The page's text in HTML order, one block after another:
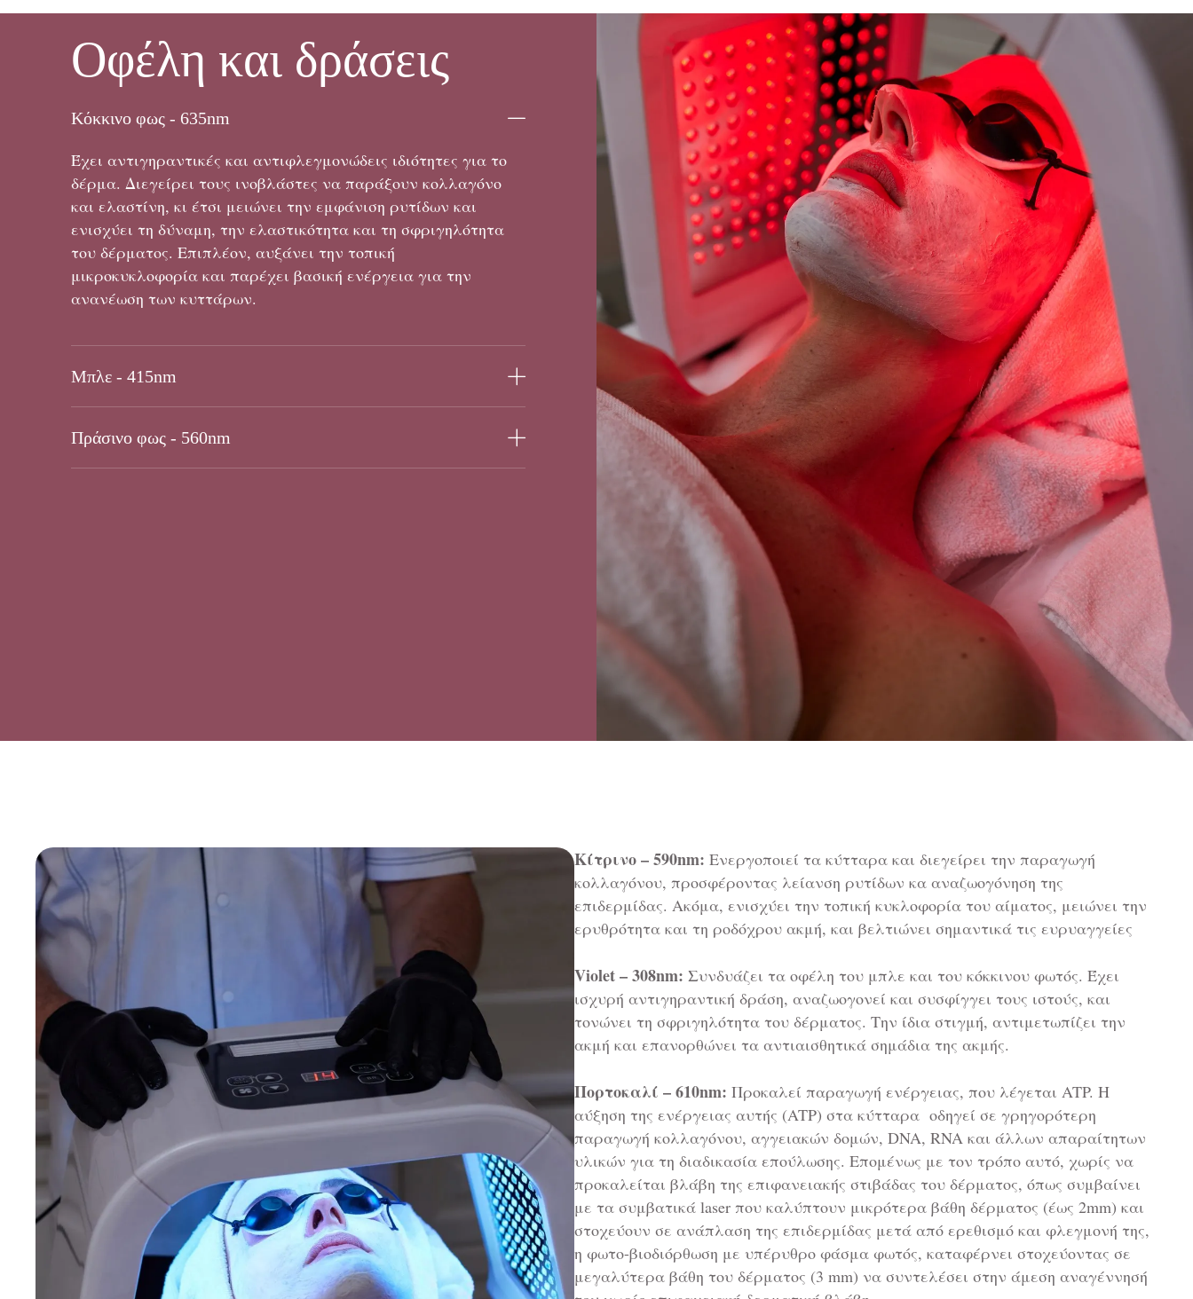
Οφέλη και δράσεις
Κόκκινο φως - 635nm
Έχει αντιγηραντικές και αντιφλεγμονώδεις ιδιότητες για το
δέρμα. Διεγείρει τους ινοβλάστες να παράξουν κολλαγόνο
και ελαστίνη, κι έτσι μειώνει την εμφάνιση ρυτίδων και
ενισχύει τη δύναμη, την ελαστικότητα και τη σφριγηλότητα
του δέρματος. Επιπλέον, αυξάνει την τοπική
μικροκυκλοφορία και παρέχει βασική ενέργεια για την
ανανέωση των κυττάρων.
Μπλε - 415nm
Πράσινο φως - 560nm
Κίτρινο – 590nm: Ενεργοποιεί τα κύτταρα και διεγείρει την παραγωγή
κολλαγόνου, προσφέροντας λείανση ρυτίδων κα αναζωογόνηση της
επιδερμίδας. Ακόμα, ενισχύει την τοπική κυκλοφορία του αίματος, μειώνει την
ερυθρότητα και τη ροδόχρου ακμή, και βελτιώνει σημαντικά τις ευρυαγγείες
Violet – 308nm: Συνδυάζει τα οφέλη του μπλε και του κόκκινου φωτός. Έχει
ισχυρή αντιγηραντική δράση, αναζωογονεί και συσφίγγει τους ιστούς, και
τονώνει τη σφριγηλότητα του δέρματος. Την ίδια στιγμή, αντιμετωπίζει την
ακμή και επανορθώνει τα αντιαισθητικά σημάδια της ακμής.
Πορτοκαλί – 610nm: Προκαλεί παραγωγή ενέργειας, που λέγεται ATP. Η
αύξηση της ενέργειας αυτής (ATP) στα κύτταρα οδηγεί σε γρηγορότερη
παραγωγή κολλαγόνου, αγγειακών δομών, DNA, RNA και άλλων απαραίτητων
υλικών για τη διαδικασία επούλωσης. Επομένως με τον τρόπο αυτό, χωρίς να
προκαλείται βλάβη της επιφανειακής στιβάδας του δέρματος, όπως συμβαίνει
με τα συμβατικά laser που καλύπτουν μικρότερα βάθη δέρματος (έως 2mm) και
στοχεύουν σε ανάπλαση της επιδερμίδας μετά από ερεθισμό και φλεγμονή της,
η φωτο-βιοδιόρθωση με υπέρυθρο φάσμα φωτός, καταφέρνει στοχεύοντας σε
μεγαλύτερα βάθη του δέρματος (3 mm) να συντελέσει στην άμεση αναγέννησή